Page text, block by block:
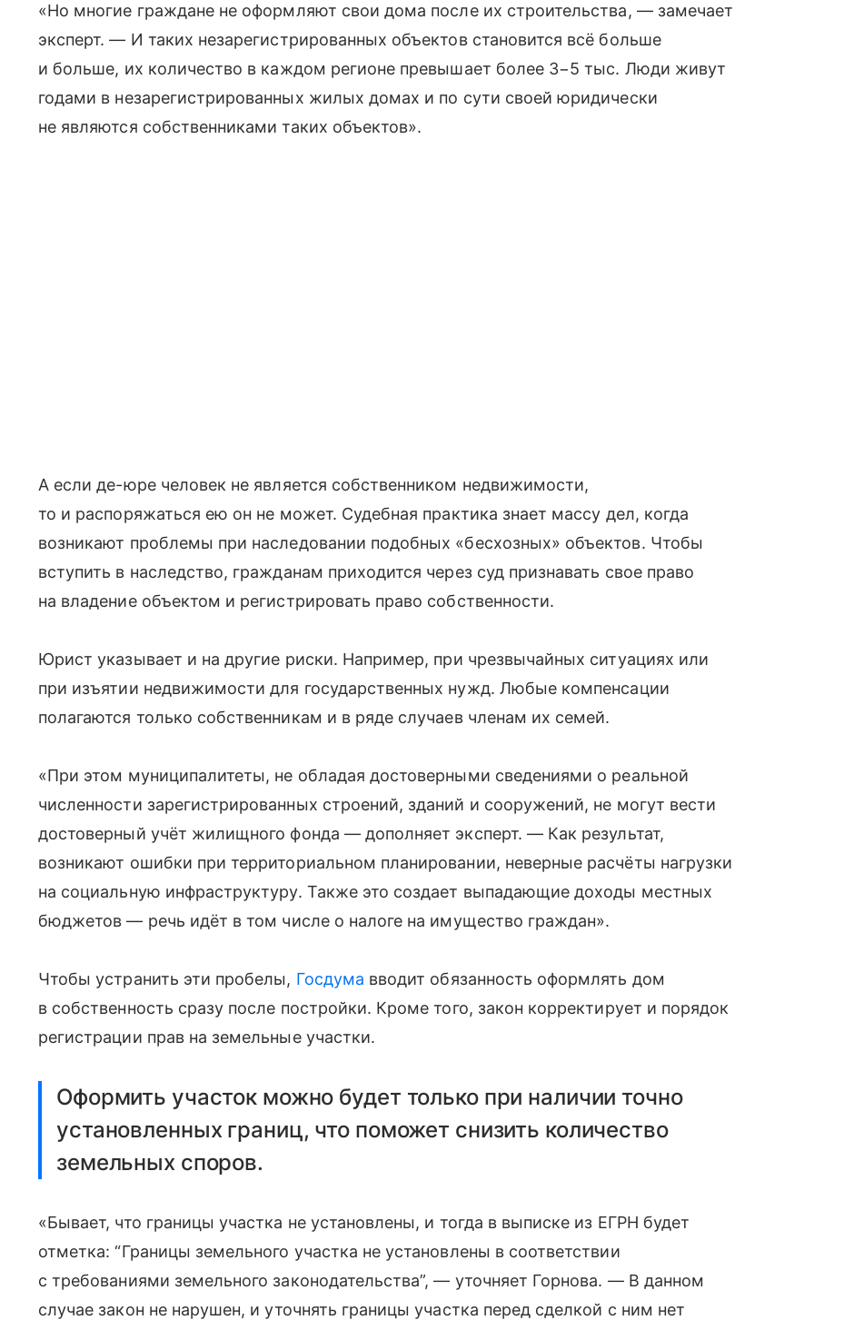
«Но многие граждане не оформляют свои дома после их строительства, — замечает
эксперт. — И таких незарегистрированных объектов становится всё больше
и больше, их количество в каждом регионе превышает более 3−5 тыс. Люди живут
годами в незарегистрированных жилых домах и по сути своей юридически
не являются собственниками таких объектов».
А если де-юре человек не является собственником недвижимости,
то и распоряжаться ею он не может. Судебная практика знает массу дел, когда
возникают проблемы при наследовании подобных «бесхозных» объектов. Чтобы
вступить в наследство, гражданам приходится через суд признавать свое право
на владение объектом и регистрировать право собственности.
Юрист указывает и на другие риски. Например, при чрезвычайных ситуациях или
при изъятии недвижимости для государственных нужд. Любые компенсации
полагаются только собственникам и в ряде случаев членам их семей.
«При этом муниципалитеты, не обладая достоверными сведениями о реальной
численности зарегистрированных строений, зданий и сооружений, не могут вести
достоверный учёт жилищного фонда — дополняет эксперт. — Как результат,
возникают ошибки при территориальном планировании, неверные расчёты нагрузки
на социальную инфраструктуру. Также это создает выпадающие доходы местных
бюджетов — речь идёт в том числе о налоге на имущество граждан».
Чтобы устранить эти пробелы, Госдума вводит обязанность оформлять дом
в собственность сразу после постройки. Кроме того, закон корректирует и порядок
регистрации прав на земельные участки.
Оформить участок можно будет только при наличии точно
установленных границ, что поможет снизить количество
земельных споров.
«Бывает, что границы участка не установлены, и тогда в выписке из ЕГРН будет
отметка: “Границы земельного участка не установлены в соответствии
с требованиями земельного законодательства”, — уточняет Горнова. — В данном
случае закон не нарушен, и уточнять границы участка перед сделкой с ним нет